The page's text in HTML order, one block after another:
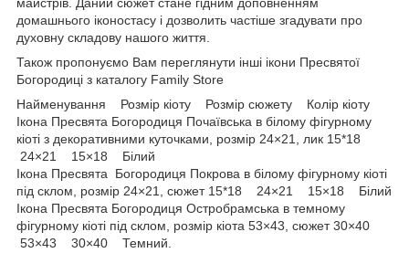
домашнього іконостасу і дозволить частіше згадувати про
духовну складову нашого життя.
Також пропонуємо Вам переглянути інші ікони Пресвятої
Богородиці з каталогу Family Store
Найменування Розмір кіоту Розмір сюжету Колір кіоту
Ікона Пресвята Богородиця Почаївська в білому фігурному
кіоті з декоративними куточками, розмір 24×21, лик 15*18
24×21 15×18 Білий
Ікона Пресвята Богородиця Покрова в білому фігурному кіоті
під склом, розмір 24×21, сюжет 15*18 24×21 15×18 Білий
Ікона Пресвята Богородиця Остробрамська в темному
фігурному кіоті під склом, розмір кіота 53×43, сюжет 30×40
53×43 30×40 Темний.